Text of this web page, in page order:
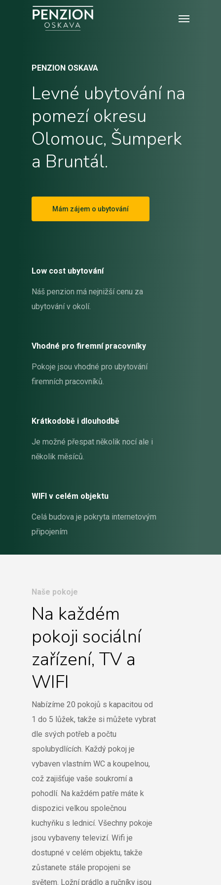
PENZION OSKAVA
Levné ubytování na
pomezí okresu
Olomouc, Šumperk
a Bruntál.
Mám zájem o ubytování
Low cost ubytování
Náš penzion má nejnižší cenu za
ubytování v okolí.
Vhodné pro firemní pracovníky
Pokoje jsou vhodné pro ubytování
firemních pracovníků.
Krátkodobě i dlouhodbě
Je možné přespat několik nocí ale i
několik měsíců.
WIFI v celém objektu
Celá budova je pokryta internetovým
připojením
Naše pokoje
Na každém
pokoji sociální
zařízení, TV a
WIFI
Nabízíme 20 pokojů s kapacitou od
1 do 5 lůžek, takže si můžete vybrat
dle svých potřeb a počtu
spolubydlících. Každý pokoj je
vybaven vlastním WC a koupelnou,
což zajišťuje vaše soukromí a
pohodlí. Na každém patře máte k
dispozici velkou společnou
kuchyňku s lednicí. Všechny pokoje
jsou vybaveny televizí. Wifi je
dostupné v celém objektu, takže
zůstanete stále propojeni se
světem. Ložní prádlo a ručníky jsou